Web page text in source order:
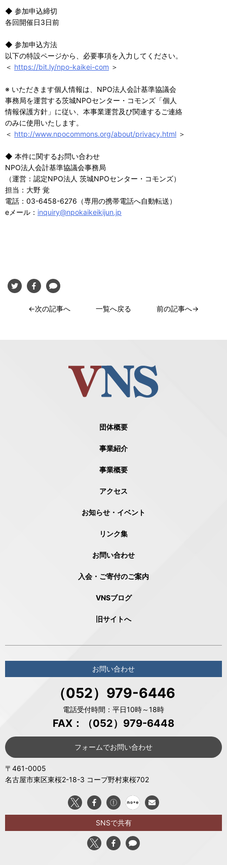
◆ 参加申込締切
各回開催日3日前
◆ 参加申込方法
以下の特設ページから、必要事項を入力してください。
＜ https://bit.ly/npo-kaikei-com ＞
※ いただきます個人情報は、NPO法人会計基準協議会
事務局を運営する茨城NPOセンター・コモンズ「個人
情報保護方針」に従い、本事業運営及び関連するご連絡
のみに使用いたします。
＜ http://www.npocommons.org/about/privacy.html ＞
◆ 本件に関するお問い合わせ
NPO法人会計基準協議会事務局
（運営：認定NPO法人 茨城NPOセンター・コモンズ）
担当：大野 覚
電話：03-6458-6276（専用の携帯電話へ自動転送）
eメール： inquiry@npokaikeikijun.jp
←次の記事へ 一覧へ戻る 前の記事へ→
団体概要
事業紹介
事業概要
アクセス
お知らせ・イベント
リンク集
お問い合わせ
入会・ご寄付のご案内
VNSブログ
旧サイトへ
お問い合わせ
（052）979-6446
電話受付時間：平日10時～18時
FAX：（052）979-6448
フォームでお問い合わせ
〒461-0005
名古屋市東区東桜2-18-3 コープ野村東桜702
SNSで共有